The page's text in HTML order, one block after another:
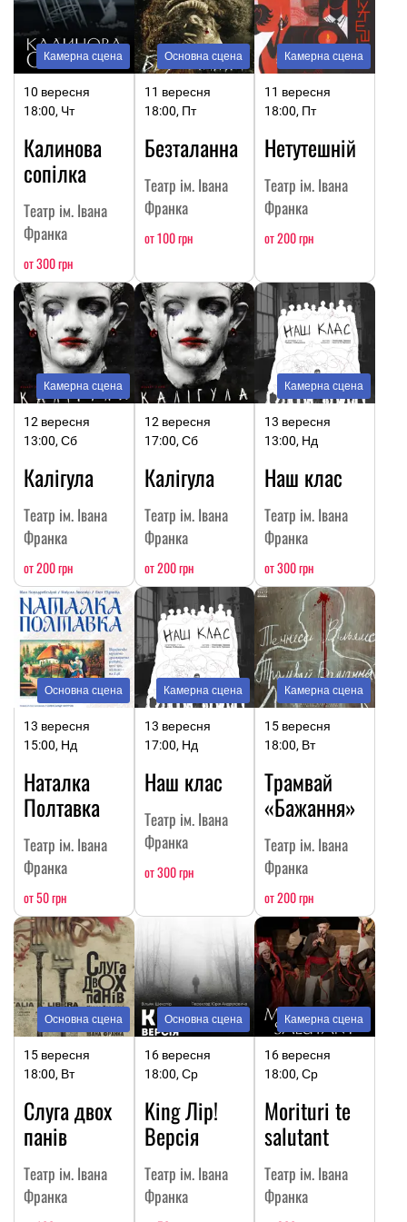
Камерна сцена
10 вересня
18:00, Чт
Калинова
сопілка
Театр ім. Івана
Франка
от 300 грн
Основна сцена
11 вересня
18:00, Пт
Безталанна
Театр ім. Івана
Франка
от 100 грн
Камерна сцена
11 вересня
18:00, Пт
Нетутешній
Театр ім. Івана
Франка
от 200 грн
Камерна сцена
12 вересня
13:00, Сб
Калігула
Театр ім. Івана
Франка
от 200 грн
12 вересня
17:00, Сб
Калігула
Театр ім. Івана
Франка
от 200 грн
Камерна сцена
13 вересня
13:00, Нд
Наш клас
Театр ім. Івана
Франка
от 300 грн
Основна сцена
13 вересня
15:00, Нд
Наталка
Полтавка
Театр ім. Івана
Франка
от 50 грн
Камерна сцена
13 вересня
17:00, Нд
Наш клас
Театр ім. Івана
Франка
от 300 грн
Камерна сцена
15 вересня
18:00, Вт
Трамвай
«Бажання»
Театр ім. Івана
Франка
от 200 грн
Основна сцена
15 вересня
18:00, Вт
Слуга двох
панів
Театр ім. Івана
Франка
Основна сцена
16 вересня
18:00, Ср
King Лір!
Версія
Театр ім. Івана
Франка
Камерна сцена
16 вересня
18:00, Ср
Morituri te
salutant
Театр ім. Івана
Франка